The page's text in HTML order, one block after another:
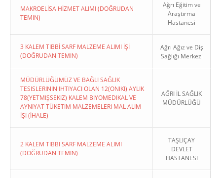
MAKROELİSA HİZMET ALIMI (DOĞRUDAN
TEMIN)
Ağrı Eğitim ve
Araştırma
Hastanesi
3 KALEM TIBBİ SARF MALZEME ALIMI İŞİ
(DOĞRUDAN TEMIN)
Ağrı Ağız ve Diş
Sağlığı Merkezi
MÜDÜRLÜĞÜMÜZ VE BAĞLI SAĞLIK
TESISLERININ IHTIYACI OLAN 12(ONIKI) AYLIK
78(YETMIŞSEKIZ) KALEM BIYOMEDIKAL VE
AYNIYAT TÜKETIM MALZEMELERI MAL ALIM
İŞI (İHALE)
AĞRI İL SAĞLIK
MÜDÜRLÜĞÜ
2 KALEM TIBBI SARF MALZEME ALIMI
(DOĞRUDAN TEMIN)
TAŞLIÇAY
DEVLET
HASTANESİ